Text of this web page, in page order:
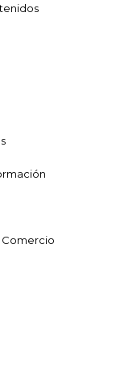
Comercio